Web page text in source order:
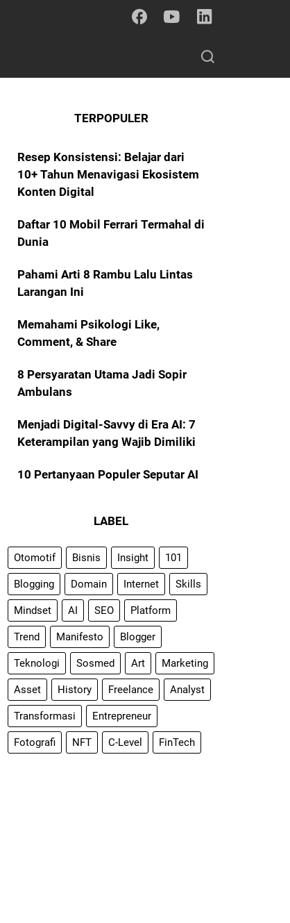
TERPOPULER
Resep Konsistensi: Belajar dari
10+ Tahun Menavigasi Ekosistem
Konten Digital
Daftar 10 Mobil Ferrari Termahal di
Dunia
Pahami Arti 8 Rambu Lalu Lintas
Larangan Ini
Memahami Psikologi Like,
Comment, & Share
8 Persyaratan Utama Jadi Sopir
Ambulans
Menjadi Digital-Savvy di Era AI: 7
Keterampilan yang Wajib Dimiliki
10 Pertanyaan Populer Seputar AI
LABEL
Otomotif Bisnis Insight 101
Blogging Domain Internet Skills
Mindset AI SEO Platform
Trend Manifesto Blogger
Teknologi Sosmed Art Marketing
Asset History Freelance Analyst
Transformasi Entrepreneur
Fotografi NFT C-Level FinTech